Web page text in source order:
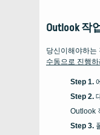
Outlook 작
당신이해야하는
수동으로 진행하
Outlook